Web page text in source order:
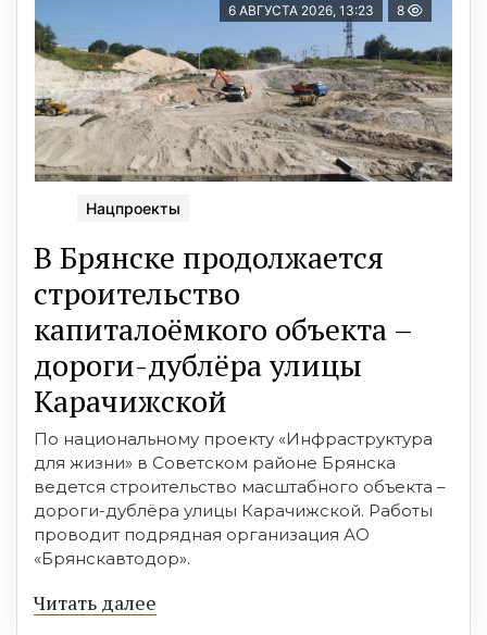
6 АВГУСТА 2026, 13:23 8
Нацпроекты
В Брянске продолжается
строительство
капиталоёмкого объекта –
дороги-дублёра улицы
Карачижской
По национальному проекту «Инфраструктура
для жизни» в Советском районе Брянска
ведется строительство масштабного объекта –
дороги-дублёра улицы Карачижской. Работы
проводит подрядная организация АО
«Брянскавтодор».
Читать далее